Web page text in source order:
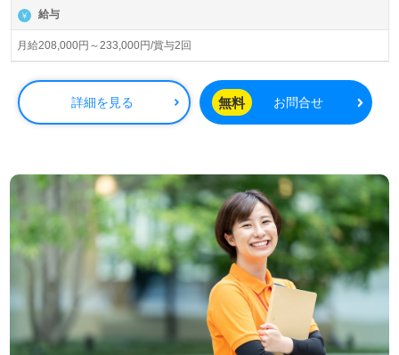
ご入社された方から＊入社して良かった！＊のお声も届く
法人様です。
◎『介護職に就いたきっかけをいつもわたしの真ん中に』
あなたの仕事がご利用者様の笑顔をつくります！◎
看護助手や介護職経験のある方はもちろん、これから介護
職を目指される方も幅広く募集します。幅広い年代層の職
事制度もうれしい事業所様です。明るい職場環境、職員様
同士のチームワークもはたらくあなたのモチベーション
に！『ご利用者様のお役に立ちたい』『資格取得を目指し
ている、介護知識や技術力を高めたい』『日勤正社員で働
きたい』『働きがいを感じながら仕事をしたい』『転職で
キャリアチェンジを実現したい、施設形態や環境を変えて
仕事をしたい』等の方も大歓迎です！募集詳細等、担当コ
ンサルタントよりご案内します。お問い合わせも遠慮なく
お願いします。
給与
月給208,000円～233,000円/賞与2回
詳細を見る 無料 お問合せ